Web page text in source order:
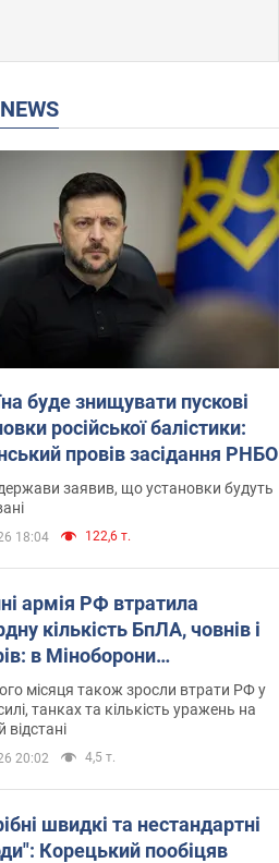
NEWS
буде знищувати пускові
російської балістики:
провів засідання РНБО
заявив, що установки будуть
18:04 122,6 т.
армія РФ втратила
кількість БпЛА, човнів і
в Міноборони
статистику
місяця також зросли втрати РФ у
танках та кількість уражень на
відстані
20:02 4,5 т.
швидкі та нестандартні
Корецький пообіцяв